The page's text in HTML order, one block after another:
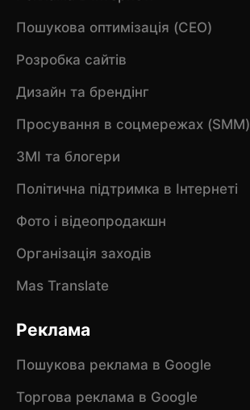
Пошукова оптимізація (CEO)
Розробка сайтів
Дизайн та брендінг
Просування в соцмережах (SMM)
ЗМІ та блогери
Політична підтримка в Інтернеті
Фото і відеопродакшн
Організація заходів
Mas Translate
Реклама
Пошукова реклама в Google
Торгова реклама в Google